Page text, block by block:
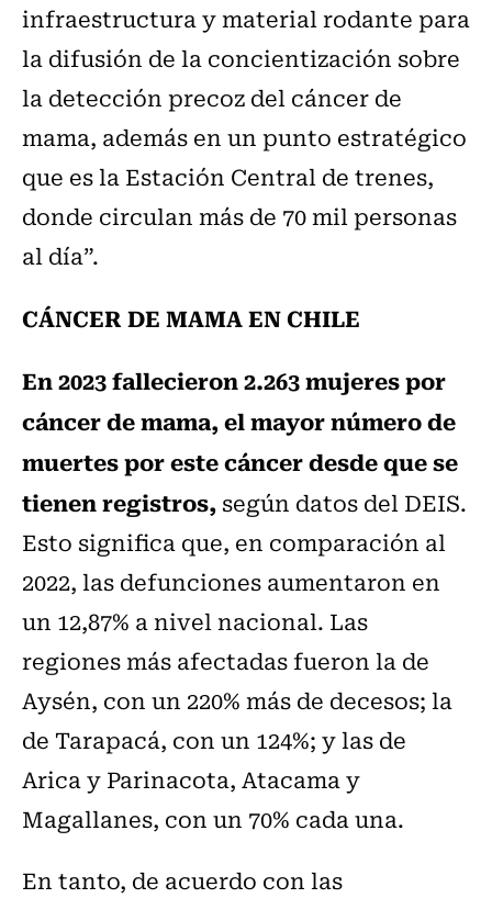
infraestructura y material rodante para
la difusión de la concientización sobre
la detección precoz del cáncer de
mama, además en un punto estratégico
que es la Estación Central de trenes,
donde circulan más de 70 mil personas
al día”.
CÁNCER DE MAMA EN CHILE
En 2023 fallecieron 2.263 mujeres por
cáncer de mama, el mayor número de
muertes por este cáncer desde que se
tienen registros,según datos del DEIS.
Esto significa que, en comparación al
2022, las defunciones aumentaron en
un 12,87% a nivel nacional. Las
regiones más afectadas fueron la de
Aysén, con un 220% más de decesos; la
de Tarapacá, con un 124%; y las de
Arica y Parinacota, Atacama y
Magallanes, con un 70% cada una.
En tanto, de acuerdo con las